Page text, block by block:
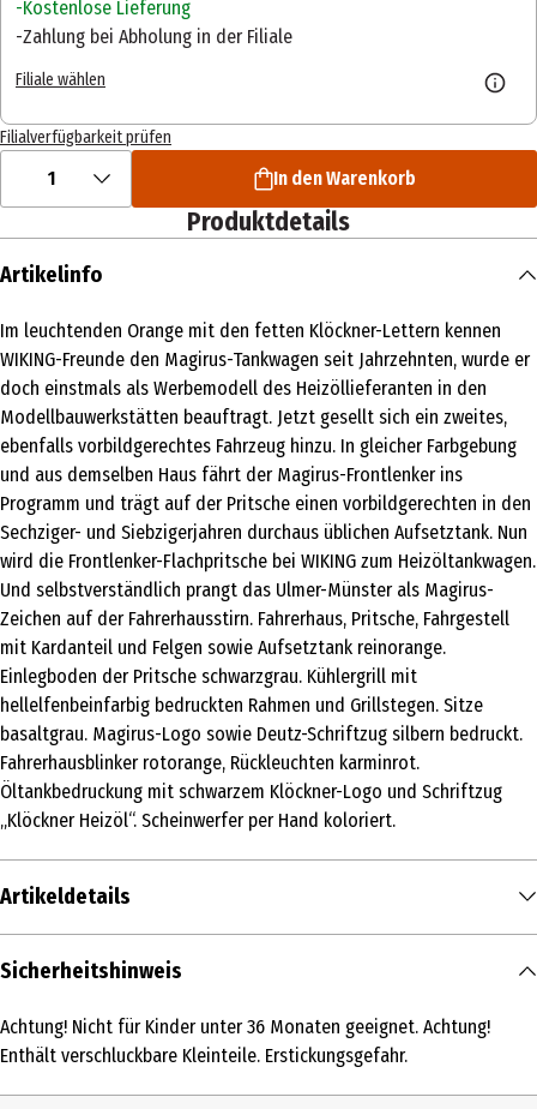
Kostenlose Lieferung
Zahlung bei Abholung in der Filiale
Filiale wählen
Filialverfügbarkeit prüfen
1 In den Warenkorb
Produktdetails
Artikelinfo
Im leuchtenden Orange mit den fetten Klöckner-Lettern kennen
WIKING-Freunde den Magirus-Tankwagen seit Jahrzehnten, wurde er
doch einstmals als Werbemodell des Heizöllieferanten in den
Modellbauwerkstätten beauftragt. Jetzt gesellt sich ein zweites,
ebenfalls vorbildgerechtes Fahrzeug hinzu. In gleicher Farbgebung
und aus demselben Haus fährt der Magirus-Frontlenker ins
Programm und trägt auf der Pritsche einen vorbildgerechten in den
Sechziger- und Siebzigerjahren durchaus üblichen Aufsetztank. Nun
wird die Frontlenker-Flachpritsche bei WIKING zum Heizöltankwagen.
Und selbstverständlich prangt das Ulmer-Münster als Magirus-
Zeichen auf der Fahrerhausstirn. Fahrerhaus, Pritsche, Fahrgestell
mit Kardanteil und Felgen sowie Aufsetztank reinorange.
Einlegboden der Pritsche schwarzgrau. Kühlergrill mit
hellelfenbeinfarbig bedruckten Rahmen und Grillstegen. Sitze
basaltgrau. Magirus-Logo sowie Deutz-Schriftzug silbern bedruckt.
Fahrerhausblinker rotorange, Rückleuchten karminrot.
Öltankbedruckung mit schwarzem Klöckner-Logo und Schriftzug
„Klöckner Heizöl“. Scheinwerfer per Hand koloriert.
Artikeldetails
Inhalt
Produkttyp
Sicherheitshinweis
Achtung! Nicht für Kinder unter 36 Monaten geeignet. Achtung!
Enthält verschluckbare Kleinteile. Erstickungsgefahr.